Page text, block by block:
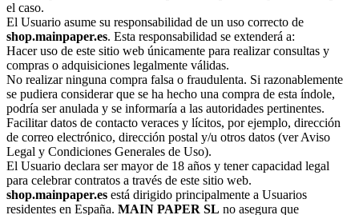
el caso.
El Usuario asume su responsabilidad de un uso correcto de
shop.mainpaper.es. Esta responsabilidad se extenderá a:
Hacer uso de este sitio web únicamente para realizar consultas y
compras o adquisiciones legalmente válidas.
No realizar ninguna compra falsa o fraudulenta. Si razonablemente
se pudiera considerar que se ha hecho una compra de esta índole,
podría ser anulada y se informaría a las autoridades pertinentes.
Facilitar datos de contacto veraces y lícitos, por ejemplo, dirección
de correo electrónico, dirección postal y/u otros datos (ver Aviso
Legal y Condiciones Generales de Uso).
El Usuario declara ser mayor de 18 años y tener capacidad legal
para celebrar contratos a través de este sitio web.
shop.mainpaper.es está dirigido principalmente a Usuarios
residentes en España. MAIN PAPER SL no asegura que